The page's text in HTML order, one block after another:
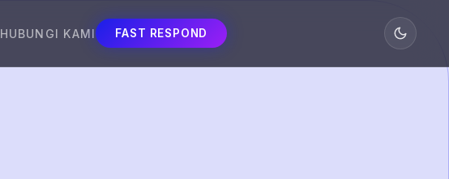
HUBUNGI KAMI FAST RESPOND